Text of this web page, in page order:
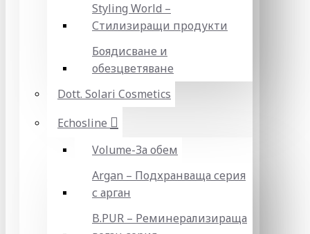
Styling World –
Стилизиращи продукти
Боядисване и
обезцветяване
Dott. Solari Cosmetics
Echosline
Volume-За обем
Argan – Подхранваща серия
с арган
B.PUR – Реминерализираща